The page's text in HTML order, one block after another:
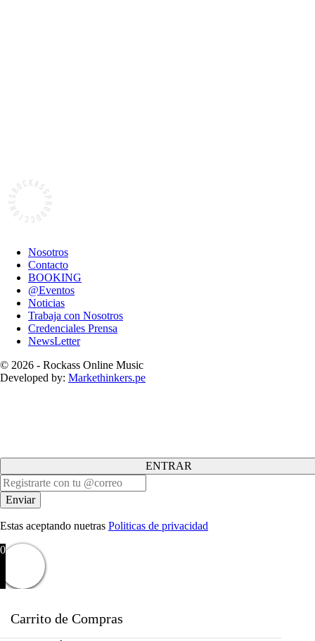
Nosotros
Contacto
BOOKING
@Eventos
Noticias
Trabaja con Nosotros
Credenciales Prensa
NewsLetter
© 2026 - Rockass Online Music
Developed by: Markethinkers.pe
ENTRAR
Estas aceptando nuetras Politicas de privacidad
0
Carrito de Compras